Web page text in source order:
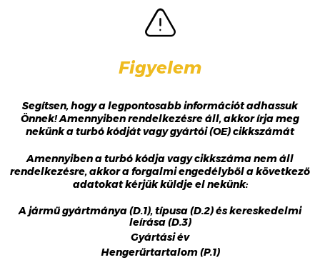
Figyelem
Segítsen, hogy a legpontosabb információt adhassuk
Önnek! Amennyiben rendelkezésre áll, akkor írja meg
nekünk a turbó kódját vagy gyártói (OE) cikkszámát
Amennyiben a turbó kódja vagy cikkszáma nem áll
rendelkezésre, akkor a forgalmi engedélyből a következő
adatokat kérjük küldje el nekünk:
A jármű gyártmánya (D.1), típusa (D.2) és kereskedelmi
leírása (D.3)
Gyártási év
Hengerűrtartalom (P.1)